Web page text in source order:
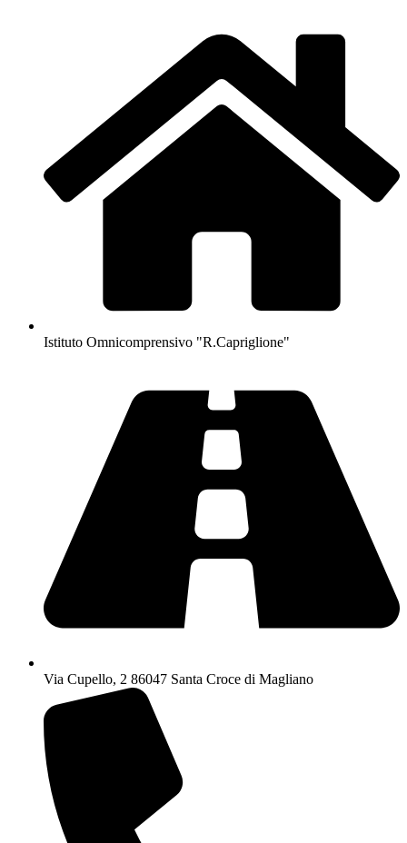
Istituto Omnicomprensivo "R.Capriglione"
Via Cupello, 2 86047 Santa Croce di Magliano